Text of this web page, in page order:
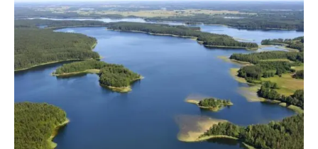
Italiano
German
English
Spanish
French
rassegna stampa